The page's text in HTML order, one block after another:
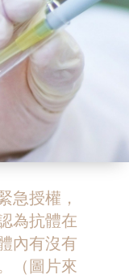
急授權，
為抗體在
內有沒有
（圖片來